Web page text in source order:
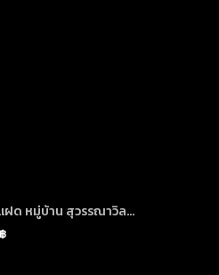
ฝด หมู่บ้าน สุวรรณาวิล...